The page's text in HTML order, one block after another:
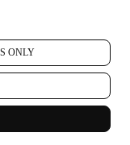
ONLY
met betrekking tot u en
kinderen en we
tot kinderen.
wanneer u onze
account aanmaakt,
in onze Le Creuset
of wanneer u zich